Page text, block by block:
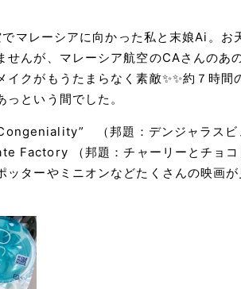
レーシアに向かった私と末娘Ai。お
せんが、マレーシア航空のCAさんのあ
クがもうたまらなく素敵✨✨約７時間
という間でした。
（邦題：デンジャラスビ
Factory （邦題：チャーリーとチョコ
ッターやミニオンなどたくさんの映画